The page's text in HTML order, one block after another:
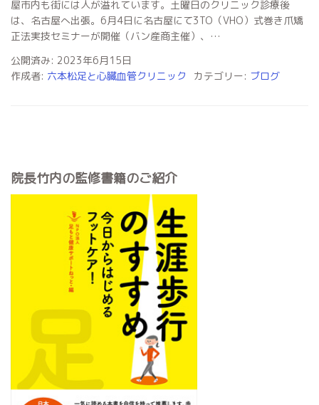
屋市内も街には人が溢れています。土曜日のクリニック診療後
は、名古屋へ出張。6月4日に名古屋にて3TO（VHO）式巻き爪矯
正法実技セミナーが開催（バン産商主催）、…
公開済み: 2023年6月15日
作成者: 六本松足と心臓血管クリニック カテゴリー: ブログ
院長竹内の監修書籍のご紹介